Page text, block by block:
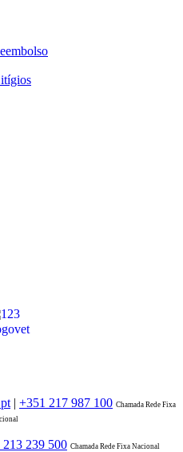
| +351 217 987 100 Chamada Rede Fixa
213 239 500 Chamada Rede Fixa Nacional